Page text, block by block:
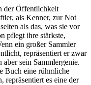
der Öffentlichkeit
als Kenner, zur Not
als das, was sie vor
pflegt ihre stärkste,
ein großer Sammler
repräsentiert er zwar
aber sein Sammlergenie.
Buch eine rühmliche
repräsentiert es eine der